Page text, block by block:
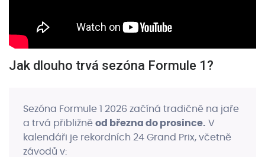
Jak dlouho trvá sezóna Formule 1?
Sezóna Formule 1 2026 začíná tradičně na jaře
a trvá přibližně od března do prosince. V
kalendáři je rekordních 24 Grand Prix, včetně
závodů v: